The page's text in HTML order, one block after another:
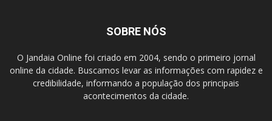
SOBRE NÓS
O Jandaia Online foi criado em 2004, sendo o primeiro jornal
online da cidade. Buscamos levar as informações com rapidez e
credibilidade, informando a população dos principais
acontecimentos da cidade.